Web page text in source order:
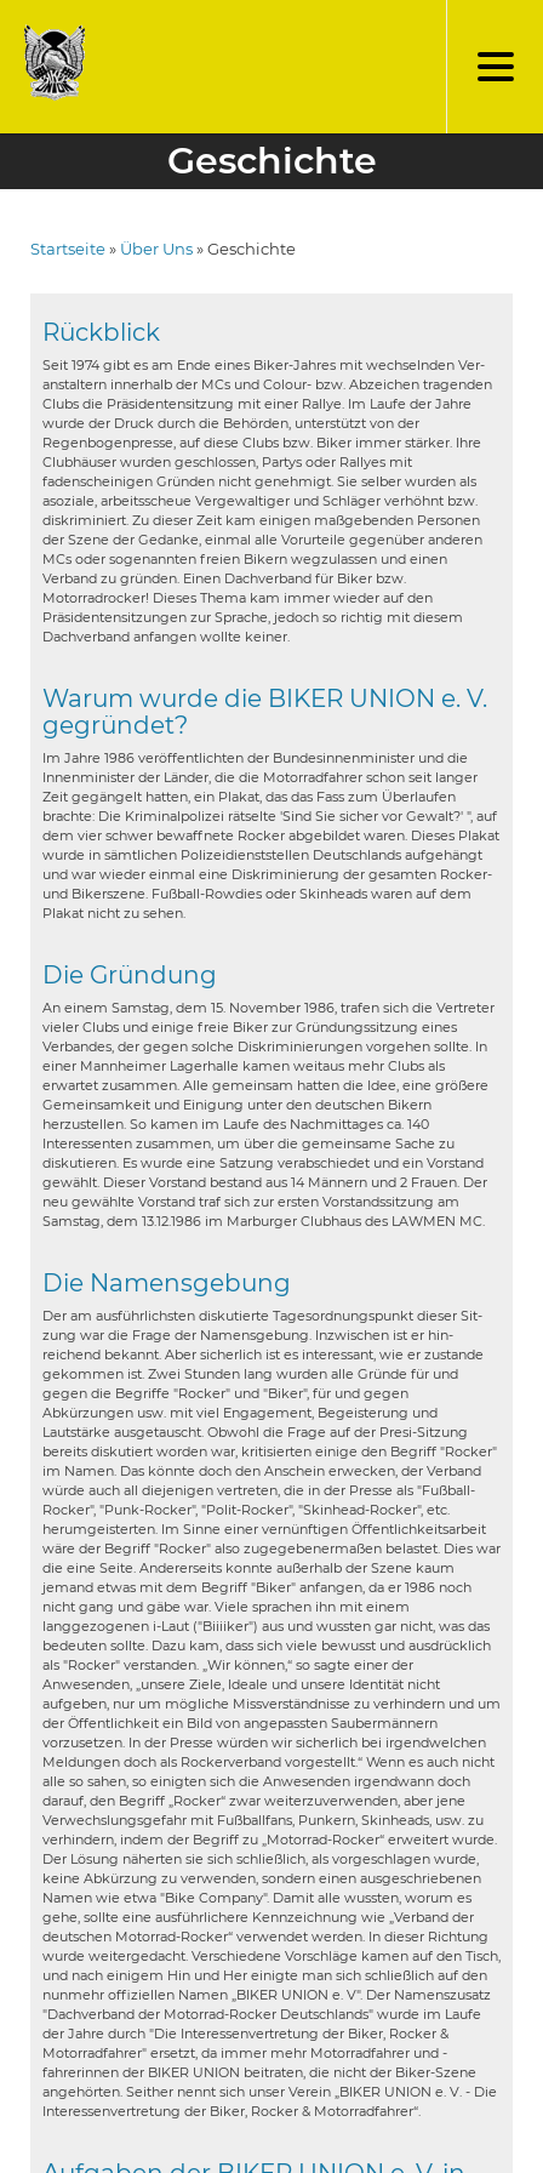
zum
Inhalt
Geschichte
Startseite Über Uns Geschichte
Rückblick
Seit 1974 gibt es am Ende eines Biker-Jahres mit wechselnden Ver­
anstaltern innerhalb der MCs und Colour- bzw. Abzeichen tra­genden
Clubs die Präsidentensitzung mit einer Rallye. Im Laufe der Jahre
wurde der Druck durch die Behörden, unterstützt von der
Regenbogenpresse, auf diese Clubs bzw. Biker immer stärker. Ihre
Clubhäuser wurden geschlossen, Partys oder Rallyes mit
fadenscheinigen Gründen nicht genehmigt. Sie selber wurden als
asoziale, arbeitsscheue Vergewaltiger und Schläger verhöhnt bzw.
diskriminiert. Zu dieser Zeit kam einigen maßgebenden Personen
der Szene der Gedanke, einmal alle Vorurteile gegenüber anderen
MCs oder sogenannten freien Bikern wegzulassen und einen
Verband zu gründen. Einen Dachverband für Biker bzw.
Motorradrocker! Dieses Thema kam immer wieder auf den
Präsidentensitzungen zur Sprache, jedoch so richtig mit diesem
Dachverband anfangen wollte keiner.
Warum wurde die BIKER UNION e. V.
gegründet?
Im Jahre 1986 veröffentlichten der Bundesinnenminister und die
Innenminister der Länder, die die Motorradfahrer schon seit langer
Zeit gegängelt hatten, ein Plakat, das das Fass zum Überlaufen
brachte: Die Kriminalpolizei rätselte 'Sind Sie sicher vor Gewalt?' ", auf
dem vier schwer bewaffnete Rocker abgebildet waren. Dieses Plakat
wurde in sämtlichen Polizeidienststellen Deutschlands aufgehängt
und war wieder einmal eine Diskriminierung der gesamten Rocker-
und Bikerszene. Fußball-Rowdies oder Skinheads waren auf dem
Plakat nicht zu sehen.
Die Gründung
An einem Samstag, dem 15. November 1986, trafen sich die Vertreter
vieler Clubs und einige freie Biker zur Gründungssitzung eines
Verbandes, der ge­gen solche Diskriminierungen vorgehen sollte. In
einer Mannheimer Lagerhalle kamen weitaus mehr Clubs als
erwartet zusammen. Alle gemeinsam hatten die Idee, eine größere
Gemeinsamkeit und Einigung unter den deutschen Bikern
herzustellen. So kamen im Laufe des Nachmittages ca. 140
Interessenten zusammen, um über die gemeinsame Sache zu
diskutieren. Es wurde eine Satzung verabschiedet und ein Vorstand
gewählt. Dieser Vorstand bestand aus 14 Männern und 2 Frauen. Der
neu gewählte Vorstand traf sich zur ersten Vorstandssitzung am
Samstag, dem 13.12.1986 im Marburger Clubhaus des LAWMEN MC.
Die Namensgebung
Der am ausführlichsten diskutierte Tagesordnungspunkt dieser Sit­
zung war die Frage der Namensgebung. Inzwischen ist er hin­
reichend bekannt. Aber sicherlich ist es interessant, wie er zustande
gekommen ist. Zwei Stunden lang wurden alle Gründe für und
gegen die Begriffe "Rocker" und "Biker", für und gegen
Abkürzungen usw. mit viel Engagement, Begeisterung und
Lautstärke ausgetauscht. Obwohl die Frage auf der Presi-Sitzung
bereits diskutiert worden war, kritisierten einige den Begriff "Rocker"
im Namen. Das könnte doch den Anschein erwecken, der Verband
würde auch all diejenigen vertreten, die in der Presse als "Fußball-
Rocker", "Punk-Rocker", "Polit-Rocker", "Skinhead-Rocker", etc.
herumgeisterten. Im Sinne einer ver­nünftigen Öffentlichkeitsarbeit
wäre der Begriff "Rocker" also zugegebe­nermaßen belastet. Dies war
die eine Seite. Andererseits konnte außerhalb der Szene kaum
jemand etwas mit dem Be­griff "Biker" anfangen, da er 1986 noch
nicht gang und gäbe war. Viele sprachen ihn mit einem
langgezogenen i-Laut ("Biiiiker") aus und wussten gar nicht, was das
bedeuten sollte. Dazu kam, dass sich viele bewusst und ausdrücklich
als "Rocker" verstanden. „Wir können,“ so sagte einer der
Anwesenden, „unsere Ziele, Ideale und unsere Identität nicht
aufgeben, nur um mögliche Missverständnisse zu verhindern und um
der Öffentlichkeit ein Bild von angepassten Saubermännern
vorzusetzen. In der Presse würden wir sicherlich bei irgendwelchen
Meldungen doch als Rockerverband vorgestellt.“ Wenn es auch nicht
alle so sahen, so einigten sich die Anwesenden irgendwann doch
darauf, den Begriff „Rocker“ zwar weiterzuverwenden, aber jene
Verwechslungsgefahr mit Fußballfans, Punkern, Skinheads, usw. zu
verhindern, indem der Begriff zu „Motorrad-Rocker“ erweitert wurde.
Der Lösung näherten sie sich schließlich, als vorgeschlagen wurde,
keine Abkürzung zu ver­wenden, sondern einen ausgeschriebenen
Namen wie etwa "Bike Company". Damit alle wussten, worum es
gehe, sollte eine ausführ­lichere Kennzeichnung wie „Verband der
deutschen Motorrad-Rocker“ verwendet werden. In dieser Richtung
wurde weitergedacht. Verschiedene Vorschläge kamen auf den Tisch,
und nach einigem Hin und Her einigte man sich schließlich auf den
nunmehr offiziellen Namen „BIKER UNION e. V". Der Namenszusatz
"Dachverband der Motorrad-Rocker Deutschlands" wurde im Laufe
der Jahre durch "Die Interessenvertretung der Biker, Rocker &
Motorradfahrer" ersetzt, da immer mehr Motorradfahrer und -
fahrerinnen der BIKER UNION beitraten, die nicht der Biker-Szene
angehörten. Seither nennt sich unser Verein „BIKER UNION e. V. - Die
Interessenvertretung der Biker, Rocker & Motorradfahrer“.